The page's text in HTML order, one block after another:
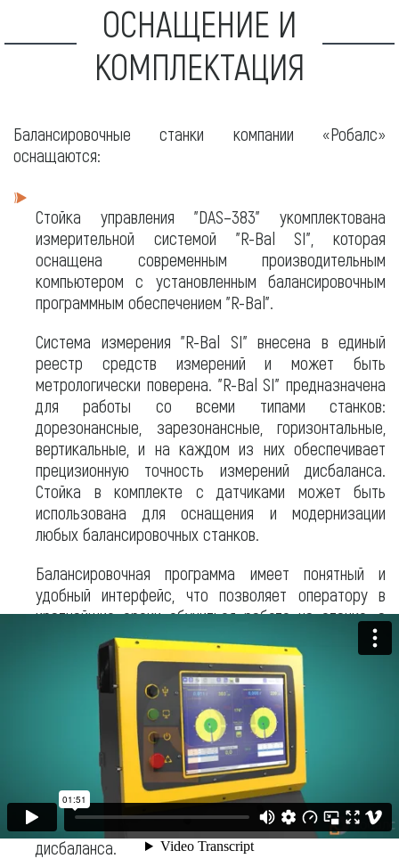
ОСНАЩЕНИЕ И
КОМПЛЕКТАЦИЯ
Балансировочные станки компании «Робалс»
оснащаются:
Стойка управления "DAS–383" укомплектована
измерительной системой "R-Bal SI", которая
оснащена современным производительным
компьютером с установленным балансировочным
программным обеспечением "R-Bal".
Система измерения "R-Bal SI" внесена в единый
реестр средств измерений и может быть
метрологически поверена. "R-Bal SI" предназначена
для работы со всеми типами станков:
дорезонансные, зарезонансные, горизонтальные,
вертикальные, и на каждом из них обеспечивает
прецизионную точность измерений дисбаланса.
Стойка в комплекте с датчиками может быть
использована для оснащения и модернизации
любых балансировочных станков.
Балансировочная программа имеет понятный и
удобный интерфейс, что позволяет оператору в
кратчайшие сроки обучиться работе на станке, а
также максимально быстро получать результаты
измерений.
На дорезонансных станках система "R-Bal SI"
позволяет определять дисбаланс при первом пуске
ротора — это значительно сокращает общее время
балансировки и исключает необходимость в
нескольких тарировочных пусках для выяснения
коэффициентов влияния, что особенно актуально
для роторов с высоким уровнем начального
дисбаланса.